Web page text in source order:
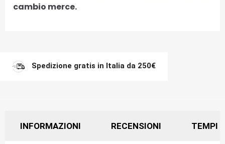
cambio merce.
Spedizione gratis in Italia da 250€
INFORMAZIONI RECENSIONI TEMPI